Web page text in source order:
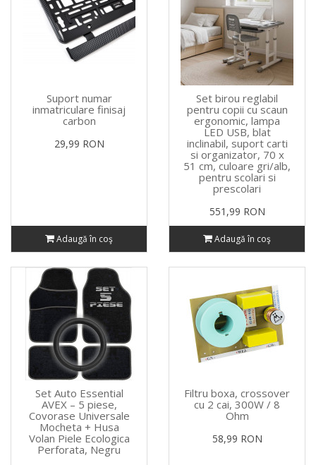
Suport numar
inmatriculare finisaj
carbon
29,99 RON
Adaugă în coş
Set birou reglabil
pentru copii cu scaun
ergonomic, lampa
LED USB, blat
inclinabil, suport carti
si organizator, 70 x
51 cm, culoare gri/alb,
pentru scolari si
prescolari
551,99 RON
Adaugă în coş
Set Auto Essential
AVEX – 5 piese,
Covorase Universale
Mocheta + Husa
Volan Piele Ecologica
Perforata, Negru
Filtru boxa, crossover
cu 2 cai, 300W / 8
Ohm
58,99 RON